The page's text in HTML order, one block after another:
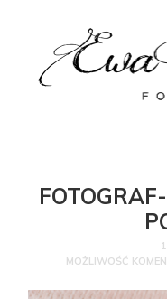
MOŻLIWOŚĆ